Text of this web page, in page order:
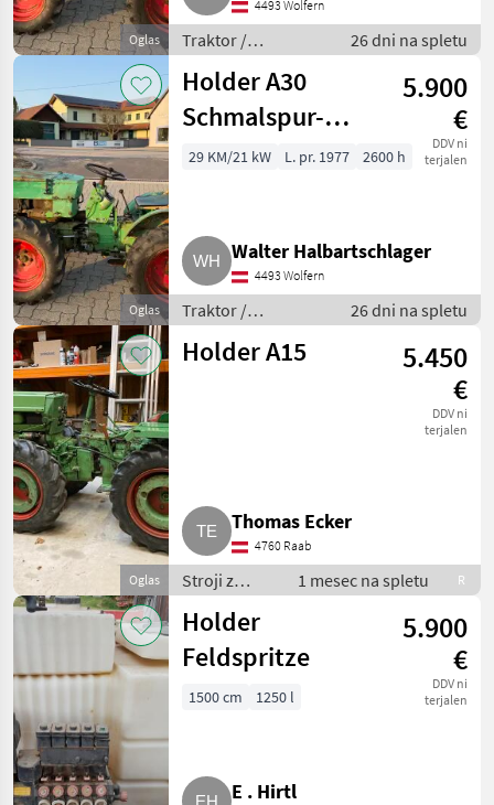
Oglas
4493 Wolfern
Traktor /
Standardni traktor
26 dni na spletu
Oglas
Holder A30
Schmalspur-
Traktor
5.900
€
DDV ni
terjalen
29 KM/21 kW L. pr. 1977 2600 h
Walter Halbartschlager
4493 Wolfern
Traktor /
Standardni traktor
26 dni na spletu
Oglas
Holder A15
5.450
€
DDV ni
terjalen
Thomas Ecker
4760 Raab
Stroji z
motorji /
Transporter
in motorni
transporter
1 mesec na spletu R
Holder
Feldspritze
5.900
€
DDV ni
terjalen
1500 cm 1250 l
E . Hirtl